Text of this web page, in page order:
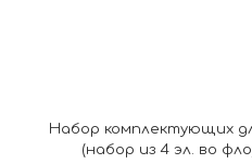
Набор комплектующих
(набор из 4 эл. во